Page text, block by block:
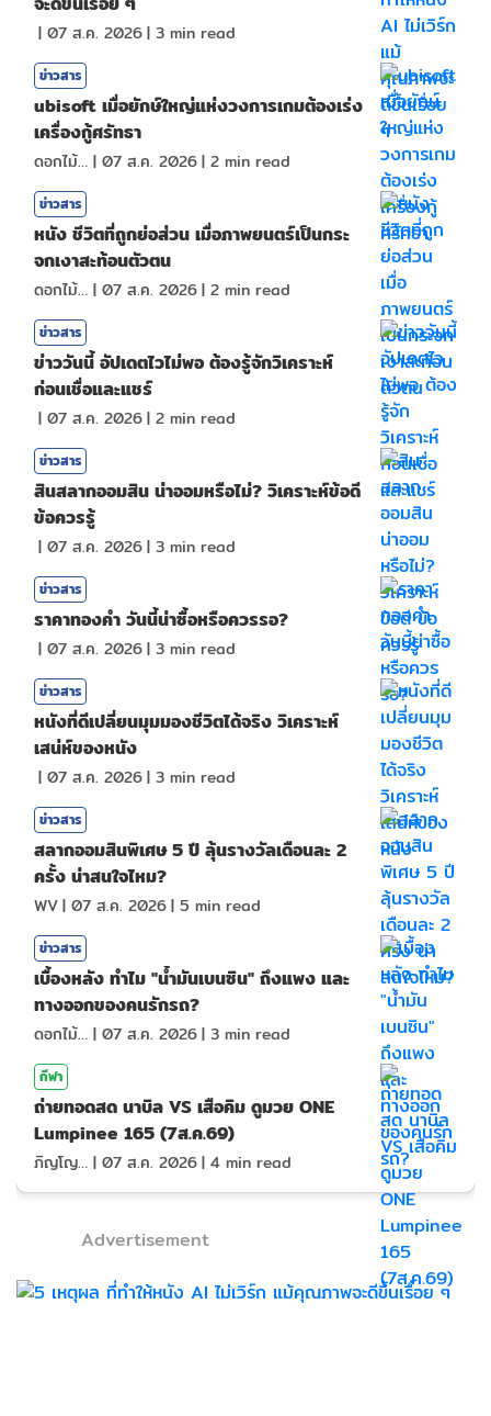
| 07 ส.ค. 2026| 3 min read
ข่าวสาร
ubisoft เมื่อยักษ์ใหญ่แห่งวงการเกมต้องเร่ง
เครื่องกู้ศรัทธา
ดอกไม้กับสายน้ำ | 07 ส.ค. 2026| 2 min read
ข่าวสาร
หนัง ชีวิตที่ถูกย่อส่วน เมื่อภาพยนตร์เป็นกระ
จกเงาสะท้อนตัวตน
ดอกไม้กับสายน้ำ | 07 ส.ค. 2026| 2 min read
ข่าวสาร
ข่าววันนี้ อัปเดตไวไม่พอ ต้องรู้จักวิเคราะห์
ก่อนเชื่อและแชร์
| 07 ส.ค. 2026| 2 min read
ข่าวสาร
สินสลากออมสิน น่าออมหรือไม่? วิเคราะห์ข้อดี
ข้อควรรู้
| 07 ส.ค. 2026| 3 min read
ข่าวสาร
ราคาทองคํา วันนี้น่าซื้อหรือควรรอ?
| 07 ส.ค. 2026| 3 min read
ข่าวสาร
หนังที่ดีเปลี่ยนมุมมองชีวิตได้จริง วิเคราะห์
เสน่ห์ของหนัง
| 07 ส.ค. 2026| 3 min read
ข่าวสาร
สลากออมสินพิเศษ 5 ปี ลุ้นรางวัลเดือนละ 2
ครั้ง น่าสนใจไหม?
WV| 07 ส.ค. 2026| 5 min read
ข่าวสาร
เบื้องหลัง ทำไม "น้ำมันเบนซิน" ถึงแพง และ
ทางออกของคนรักรถ?
ดอกไม้กับสายน้ำ | 07 ส.ค. 2026| 3 min read
กีฬา
ถ่ายทอดสด นาบิล VS เสือคิม ดูมวย ONE
Lumpinee 165 (7ส.ค.69)
ภิญโญ ส่องแสง | 07 ส.ค. 2026| 4 min read
Advertisement